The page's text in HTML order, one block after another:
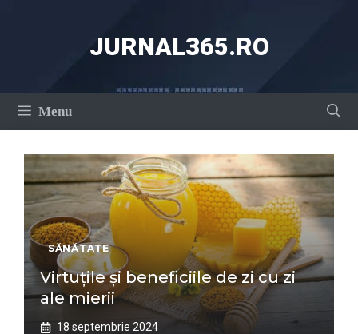
JURNAL365.RO
Menu
SĂNĂTATE
Virtuțile și beneficiile de zi cu zi
ale mierii
18 septembrie 2024